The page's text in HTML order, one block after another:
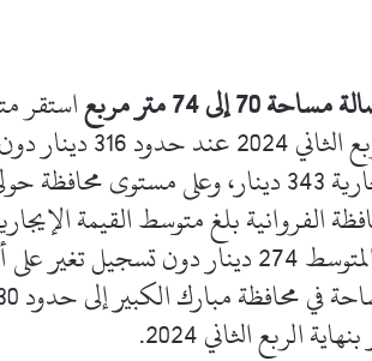
إلى 74 متر مربع استقر
الكويت بنهاية
بلغت القيمة الإيجارية 343 دينار، وعلى
لهذه المساحة بلغ المتوسط 274 دينار